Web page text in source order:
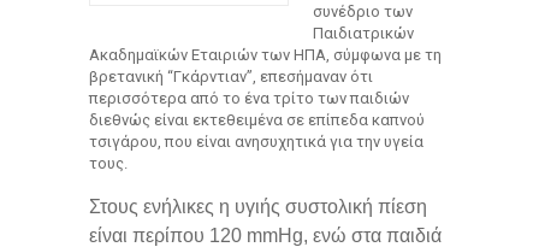
συνέδριο των
Παιδιατρικών
Ακαδημαϊκών Εταιριών των ΗΠΑ, σύμφωνα με τη
βρετανική “Γκάρντιαν”, επεσήμαναν ότι
περισσότερα από το ένα τρίτο των παιδιών
διεθνώς είναι εκτεθειμένα σε επίπεδα καπνού
τσιγάρου, που είναι ανησυχητικά για την υγεία
τους.
Στους ενήλικες η υγιής συστολική πίεση
είναι περίπου 120 mmHg, ενώ στα παιδιά